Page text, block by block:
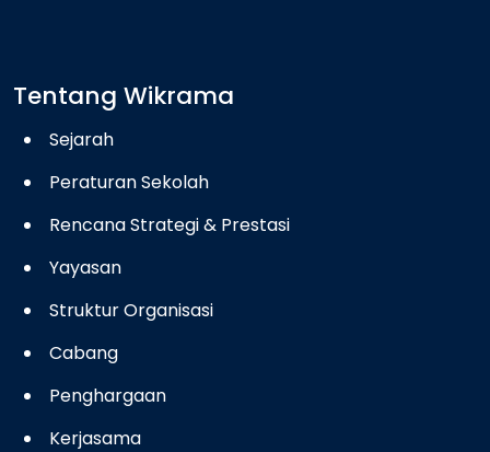
Tentang Wikrama
Sejarah
Peraturan Sekolah
Rencana Strategi & Prestasi
Yayasan
Struktur Organisasi
Cabang
Penghargaan
Kerjasama